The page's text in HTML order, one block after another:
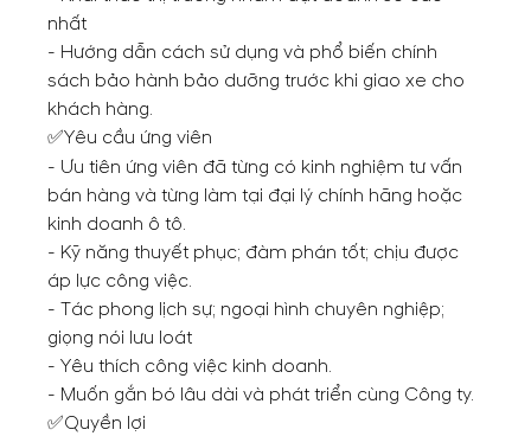
nhất
- Hướng dẫn cách sử dụng và phổ biến chính
sách bảo hành bảo dưỡng trước khi giao xe cho
khách hàng.
✅Yêu cầu ứng viên
- Ưu tiên ứng viên đã từng có kinh nghiệm tư vấn
bán hàng và từng làm tại đại lý chính hãng hoặc
kinh doanh ô tô.
- Kỹ năng thuyết phục; đàm phán tốt; chịu được
áp lực công việc.
- Tác phong lịch sự; ngoại hình chuyên nghiệp;
giọng nói lưu loát
- Yêu thích công việc kinh doanh.
- Muốn gắn bó lâu dài và phát triển cùng Công ty.
✅Quyền lợi